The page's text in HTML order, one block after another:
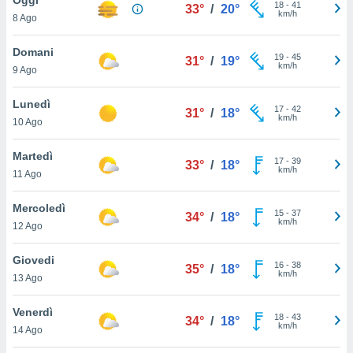
è
al sito
di
ci
di
il
un
la
nella
8 Ago
33° / 20° 18- 41
km/h
Domani
9 Ago
31° / 19° 19- 45
km/h
Lunedì
10 Ago
31° / 18° 17- 42
km/h
Martedì
11 Ago
33° / 18° 17- 39
km/h
Mercoledì
12 Ago
34° / 18° 15- 37
km/h
Giovedi
13 Ago
35° / 18° 16- 38
km/h
Venerdì
14 Ago
34° / 18° 18- 43
km/h